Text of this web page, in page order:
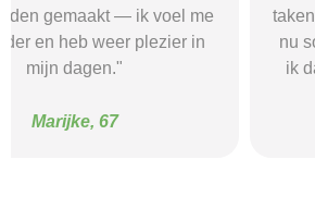
taken. Dankzij de begeleiding durf ik
nu sollicitaties te proberen en merk
ik dat mijn zelfvertrouwen groeit."